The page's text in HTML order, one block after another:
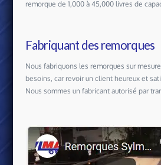
remorque de 1,000 à 45,000 livres de
Fabriquant des remorques
Nous fabriquons les remorques sur
besoins, car revoir un client heureux et
Nous sommes un fabricant autorisé par